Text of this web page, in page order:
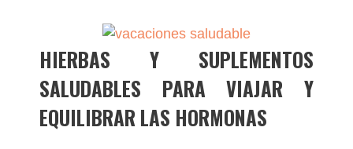
HIERBAS Y SUPLEMENTOS
SALUDABLES PARA VIAJAR Y
EQUILIBRAR LAS HORMONAS